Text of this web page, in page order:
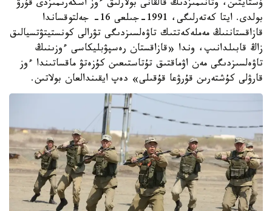
ۇستايتىن، وتانىمىزدىڭ قالقانى بولارلىق ءوز اسكەرىمىزدى قۇرۋ
بولدى. ايتا كەتەرلىگى، 1991-جىلعى 16- جەلتوقساندا
قازاقستاننىڭ مەملەكەتتىك تاۋەلسىزدىگى تۋرالى كونستيتۋتسيالىق
زاڭ قابىلدانىپ، وندا «قازاقستان رەسپۋبليكاسى ءوزىنىڭ
تاۋەلسىزدىگى مەن اۋماقتىق تۇتاستىعىن كۇزەتۋ ماقساتىندا ءوز
قارۋلى كۇشتەرىن قۇرۋعا قۇقىلى» دەپ ايقىندالعان بولاتىن.